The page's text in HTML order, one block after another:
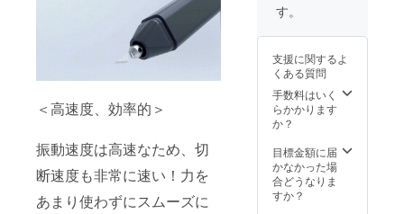
＜高速度、効率的＞
振動速度は高速なため、切
断速度も非常に速い！力を
あまり使わずにスムーズに
す。
支援に関するよ
くある質問
手数料はいく
らかかります
か？
目標金額に届
かなかった場
合どうなりま
すか？